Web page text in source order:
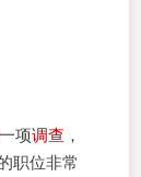
一项调查 ，
职位非常